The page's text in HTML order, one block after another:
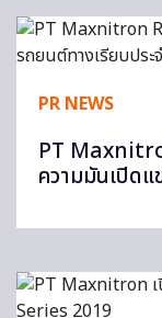
PR NEWS
PT
ความมันเปิด